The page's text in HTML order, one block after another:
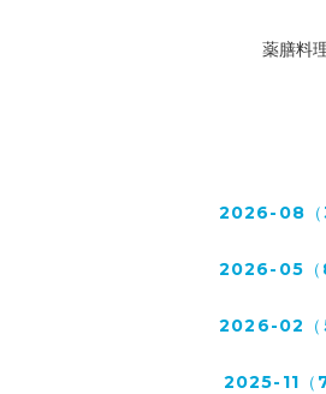
薬膳料理教室
2026-08（
2026-05（
2026-02（
2025-11（7